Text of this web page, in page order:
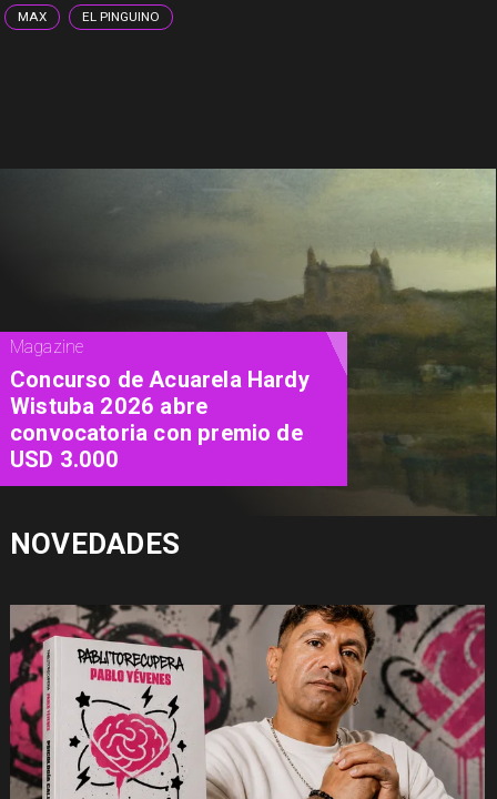
MAX EL PINGUINO
Cine
"Diamanti": una carta de amor al
cine contada a través de las
mujeres
NOVEDADES